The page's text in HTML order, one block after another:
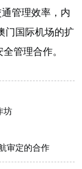
管理效率，内
门国际机场的扩
管理合作。
坊
审定的合作